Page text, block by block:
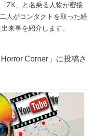
ZK」と名乗る人物が密接
人がコンタクトを取った経
来事を紹介します。
Corner」に投稿さ